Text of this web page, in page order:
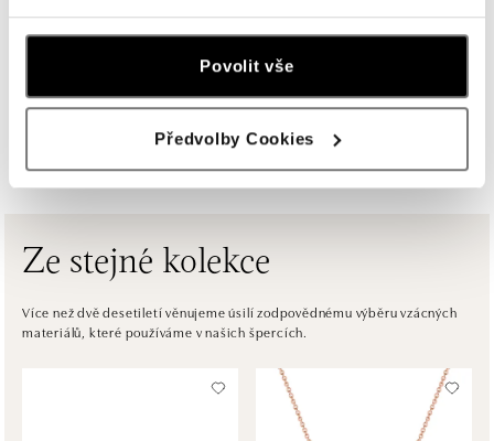
Povolit vše
Předvolby Cookies
ALOve Westfield, Praha 4 - Chodov
Roztylská 2321/19, 148 00 Praha 4 - Chodov
ALOve OC Aupark, Bratislava
Einsteinova 3541/18, 851 01 Bratislava
ALOve OC Eurovea, Bratislava
Pribinova 8, 811 09 Bratislava
tel.: +421917090467
HALADA OC Avion, Bratislava
ZOBRAZIT VŠECHNY BUTIKY
Ze stejné kolekce
Více než dvě desetiletí věnujeme úsilí zodpovědnému výběru vzácných
materiálů, které používáme v našich špercích.